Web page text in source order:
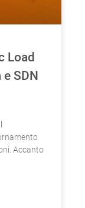
Load
SDN
Accanto